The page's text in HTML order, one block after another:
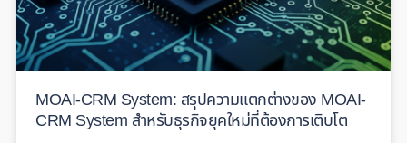
MOAI-CRM System: สรุปความแตกต่างของ MOAI-
CRM System สำหรับธุรกิจยุคใหม่ที่ต้องการเติบโต